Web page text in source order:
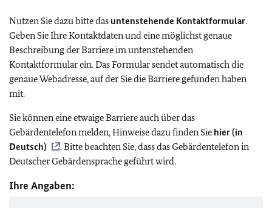
Nutzen Sie dazu bitte das untenstehende Kontaktformular.
Geben Sie Ihre Kontaktdaten und eine möglichst genaue
Beschreibung der Barriere im untenstehenden
Kontaktformular ein. Das Formular sendet automatisch die
genaue Webadresse, auf der Sie die Barriere gefunden haben
mit.
Sie können eine etwaige Barriere auch über das
Gebärdentelefon melden, Hinweise dazu finden Sie hier (in
Deutsch)
. Bitte beachten Sie, dass das Gebärdentelefon in
Deutscher Gebärdensprache geführt wird.
Ihre Angaben: